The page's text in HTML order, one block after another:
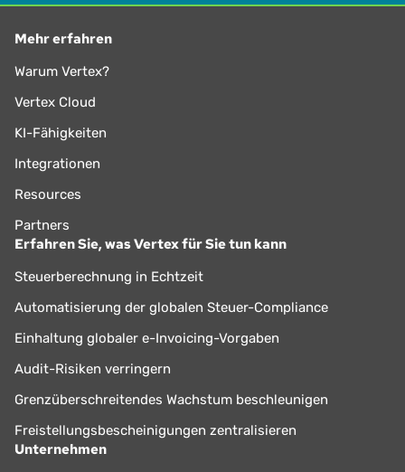
Mehr erfahren
Warum Vertex?
Vertex Cloud
KI-Fähigkeiten
Integrationen
Resources
Partners
Erfahren Sie, was Vertex für Sie tun kann
Steuerberechnung in Echtzeit
Automatisierung der globalen Steuer-Compliance
Einhaltung globaler e-Invoicing-Vorgaben
Audit-Risiken verringern
Grenzüberschreitendes Wachstum beschleunigen
Freistellungsbescheinigungen zentralisieren
Unternehmen